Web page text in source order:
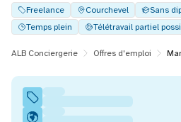
Freelance Courchevel Sans
Temps plein
Télétravail partiel
ALB Conciergerie Offres d'emploi